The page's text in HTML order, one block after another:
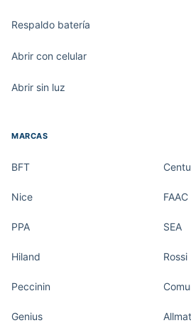
Respaldo batería
Abrir con celular
Abrir sin luz
MARCAS
BFT
Nice FAAC
PPA SEA
Hiland Rossi
Peccinin
Genius